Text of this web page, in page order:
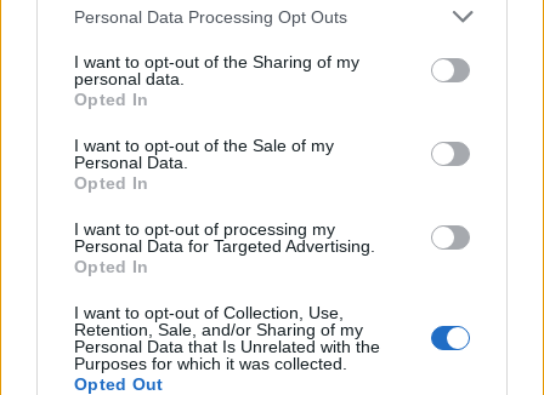
Please note that this website/app uses one or more Google
not limited to your visit or usage behaviour. You may click to
grant or deny consent to Google and its third-party tags to
use your data for below specified purposes in below Google
consent section.
Personal Data Processing Opt Outs
I want to opt-out of the Sharing of my
personal data.
Opted In
I want to opt-out of the Sale of my
Personal Data.
Opted In
I want to opt-out of processing my
Personal Data for Targeted Advertising.
Opted In
I want to opt-out of Collection, Use,
Retention, Sale, and/or Sharing of my
Personal Data that Is Unrelated with the
Purposes for which it was collected.
Opted Out
Országos hírek
Túlfogyasztás napja - július 30-ra
felhasználta az emberiség a Föld egész
HÍRLEVÉL